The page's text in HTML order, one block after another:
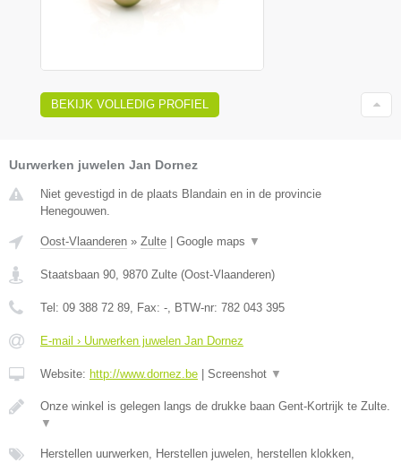
BEKIJK VOLLEDIG PROFIEL
Uurwerken juwelen Jan Dornez
Niet gevestigd in de plaats Blandain en in de provincie
Henegouwen.
Oost-Vlaanderen » Zulte Google maps ▼
Staatsbaan 90, 9870 Zulte (Oost-Vlaanderen)
Tel: 09 388 72 89, Fax: -, BTW-nr: 782 043 395
E-mail › Uurwerken juwelen Jan Dornez
Website: http://www.dornez.be Screenshot ▼
Onze winkel is gelegen langs de drukke baan Gent-Kortrijk te Zulte.
▼
Herstellen uurwerken, Herstellen juwelen, herstellen klokken,